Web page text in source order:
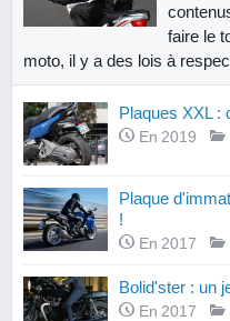
faire le
moto, il y a des lois à
Plaques XXL :
En 2019
Plaque
!
En 2017
Bolid'ster : un
En 2017